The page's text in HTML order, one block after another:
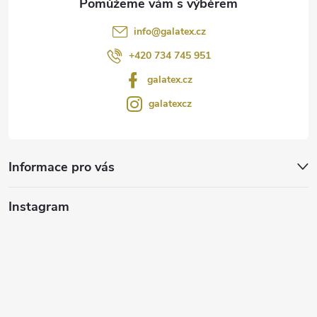
info@galatex.cz
+420 734 745 951
galatex.cz
galatexcz
Informace pro vás
Instagram